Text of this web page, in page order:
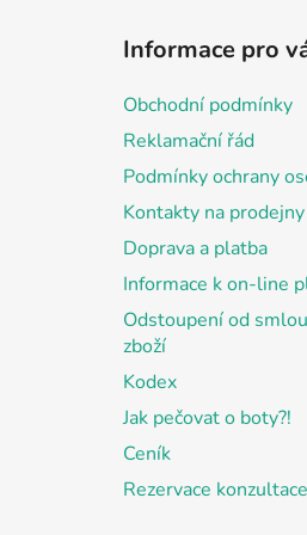
Informace pro
Obchodní podmínky
Reklamační řád
Podmínky ochrany
Kontakty na prodejny
Doprava a platba
Informace k on-line
Odstoupení od
zboží
Kodex
Jak pečovat o boty?!
Ceník
Rezervace konzultace